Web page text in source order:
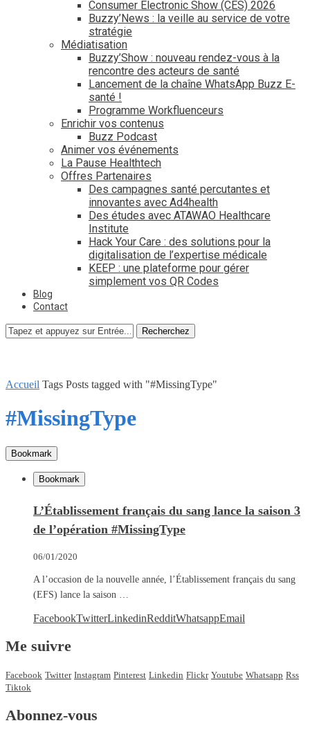
Consumer Electronic Show (CES) 2026
Buzzy’News : la veille au service de votre
stratégie
Médiatisation
Buzzy’Show : nouveau rendez-vous à la
rencontre des acteurs de santé
Lancement de la chaîne WhatsApp Buzz E-
santé !
Programme Workfluenceurs
Enrichir vos contenus
Buzz Podcast
Animer vos événements
La Pause Healthtech
Offres Partenaires
Des campagnes santé percutantes et
innovantes avec Ad4health
Des études avec ATAWAO Healthcare
Institute
Hack Your Care : des solutions pour la
digitalisation de l’expertise médicale
KEEP : une plateforme pour gérer
simplement vos QR Codes
Blog
Contact
Recherchez
Accueil Tags Posts tagged with "#MissingType"
#MissingType
Bookmark
Bookmark
L’Établissement français du sang lance la saison 3
de l’opération #MissingType
06/01/2020
A l’occasion de la nouvelle année, l’Établissement français du sang
(EFS) lance la saison …
FacebookTwitterLinkedinRedditWhatsappEmail
Me suivre
Facebook Twitter Instagram Pinterest Linkedin Flickr Youtube Whatsapp Rss
Tiktok
Abonnez-vous